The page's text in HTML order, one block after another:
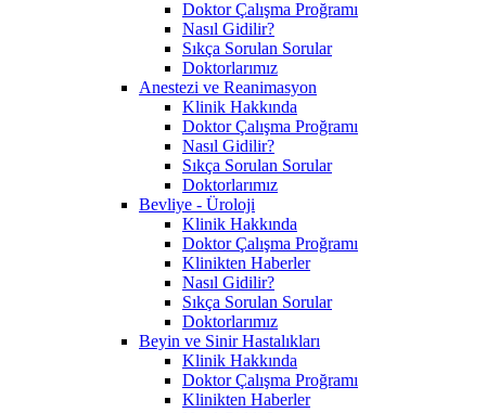
Doktor Çalışma Proğramı
Nasıl Gidilir?
Sıkça Sorulan Sorular
Doktorlarımız
Anestezi ve Reanimasyon
Klinik Hakkında
Doktor Çalışma Proğramı
Nasıl Gidilir?
Sıkça Sorulan Sorular
Doktorlarımız
Bevliye - Üroloji
Klinik Hakkında
Doktor Çalışma Proğramı
Klinikten Haberler
Nasıl Gidilir?
Sıkça Sorulan Sorular
Doktorlarımız
Beyin ve Sinir Hastalıkları
Klinik Hakkında
Doktor Çalışma Proğramı
Klinikten Haberler